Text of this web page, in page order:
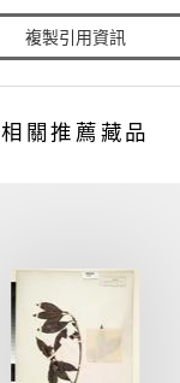
複製引用資訊
相關推薦藏品